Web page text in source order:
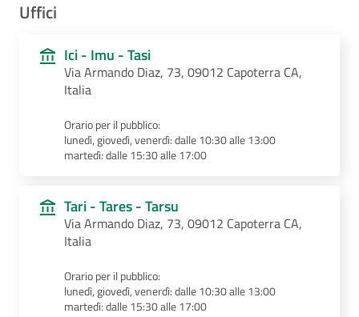
Uffici
Ici - Imu - Tasi
Via Armando Diaz, 73, 09012 Capoterra CA,
Italia
Orario per il pubblico:
lunedì, giovedì, venerdì: dalle 10:30 alle 13:00
martedì: dalle 15:30 alle 17:00
Tari - Tares - Tarsu
Via Armando Diaz, 73, 09012 Capoterra CA,
Italia
Orario per il pubblico:
lunedì, giovedì, venerdì: dalle 10:30 alle 13:00
martedì: dalle 15:30 alle 17:00